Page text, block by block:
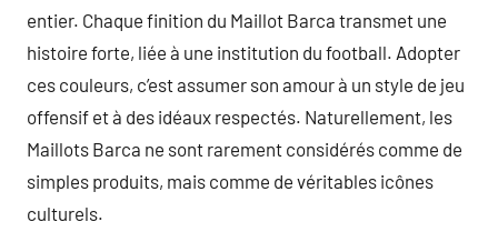
entier. Chaque finition du Maillot Barca transmet une
histoire forte, liée à une institution du football. Adopter
ces couleurs, c’est assumer son amour à un style de jeu
offensif et à des idéaux respectés. Naturellement, les
Maillots Barca ne sont rarement considérés comme de
simples produits, mais comme de véritables icônes
culturels.